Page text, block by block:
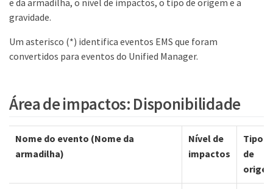
e da armadilha, o nível de impactos, o tipo de origem e a
gravidade.
Um asterisco (*) identifica eventos EMS que foram
convertidos para eventos do Unified Manager.
Área de impactos: Disponibilidade
Nome do evento (Nome da
armadilha)
Nível de
impactos
Tipo
de